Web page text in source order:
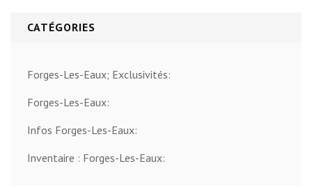
CATÉGORIES
Forges-Les-Eaux; Exclusivités:
Forges-Les-Eaux:
Infos Forges-Les-Eaux:
Inventaire : Forges-Les-Eaux: